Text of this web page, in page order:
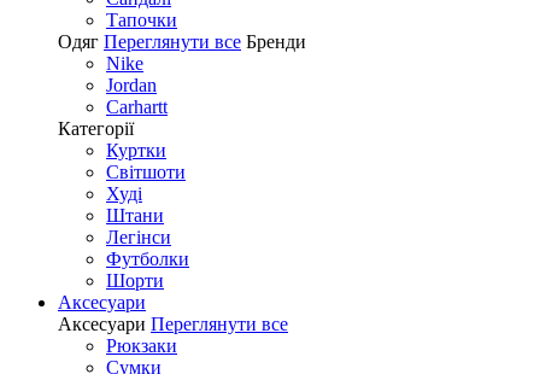
Tапочки
Одяг Переглянути все Бренди
Nike
Jordan
Carhartt
Категорії
Куртки
Світшоти
Худі
Штани
Легінси
Футболки
Шорти
Аксесуари
Аксесуари Переглянути все
Рюкзаки
Сумки